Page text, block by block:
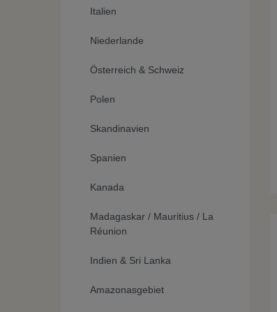
Italien
Niederlande
Österreich & Schweiz
Polen
Skandinavien
Spanien
Kanada
Madagaskar / Mauritius / La
Réunion
Indien & Sri Lanka
Amazonasgebiet